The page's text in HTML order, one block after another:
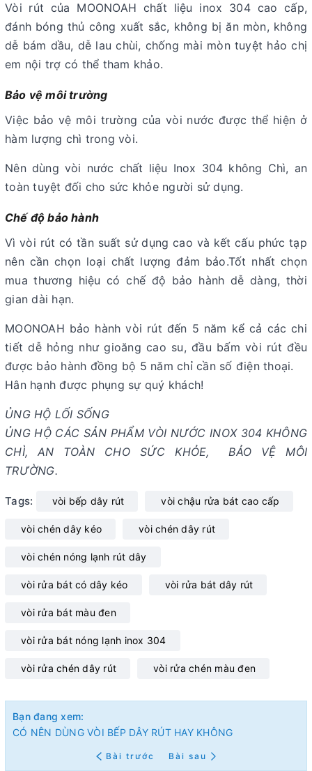
Vòi rút của MOONOAH chất liệu inox 304 cao cấp,
đánh bóng thủ công xuất sắc, không bị ăn mòn, không
dễ bám dầu, dễ lau chùi, chống mài mòn tuyệt hảo chị
em nội trợ có thể tham khảo.
Bảo vệ môi trường
Việc bảo vệ môi trường của vòi nước được thể hiện ở
hàm lượng chì trong vòi.
Nên dùng vòi nước chất liệu Inox 304 không Chì, an
toàn tuyệt đối cho sức khỏe người sử dụng.
Chế độ bảo hành
Vì vòi rút có tần suất sử dụng cao và kết cấu phức tạp
nên cần chọn loại chất lượng đảm bảo.Tốt nhất chọn
mua thương hiệu có chế độ bảo hành dễ dàng, thời
gian dài hạn.
MOONOAH bảo hành vòi rút đến 5 năm kể cả các chi
tiết dễ hỏng như gioăng cao su, đầu bấm vòi rút đều
được bảo hành đồng bộ 5 năm chỉ cần số điện thoại.
Hân hạnh được phụng sự quý khách!
ỦNG HỘ LỐI SỐNG
ỦNG HỘ CÁC SẢN PHẨM VÒI NƯỚC INOX 304 KHÔNG
CHÌ, AN TOÀN CHO SỨC KHỎE, BẢO VỆ MÔI
TRƯỜNG.
Tags: vòi bếp dây rút vòi chậu rửa bát cao cấp
vòi chén dây kéo vòi chén dây rút
vòi chén nóng lạnh rút dây
vòi rửa bát có dây kéo vòi rửa bát dây rút
vòi rửa bát màu đen
vòi rửa bát nóng lạnh inox 304
vòi rửa chén dây rút vòi rửa chén màu đen
Bạn đang xem:
CÓ NÊN DÙNG VÒI BẾP DÂY RÚT HAY KHÔNG
Bài trước Bài sau